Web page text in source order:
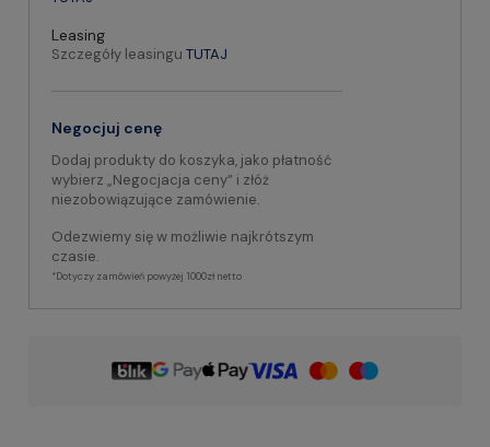
Leasing
Szczegóły leasingu TUTAJ
Negocjuj cenę
Dodaj produkty do koszyka, jako płatność
wybierz „Negocjacja ceny” i złóż
niezobowiązujące zamówienie.
Odezwiemy się w możliwie najkrótszym
czasie.
*Dotyczy zamówień powyżej 1000zł netto